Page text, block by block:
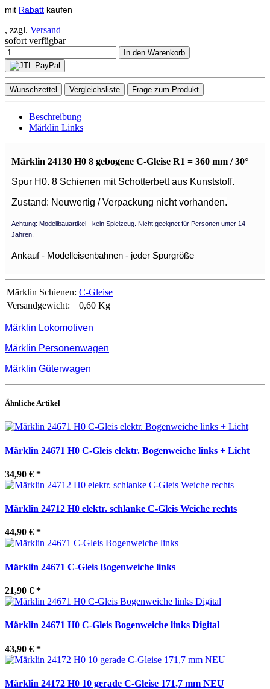
mit Rabatt kaufen
, zzgl. Versand
sofort verfügbar
In den Warenkorb
Wunschzettel Vergleichsliste Frage zum Produkt
Beschreibung
Märklin Links
Märklin 24130 H0 8 gebogene C-Gleise R1 = 360 mm / 30°
Spur H0. 8 Schienen mit Schotterbett aus Kunststoff.
Zustand: Neuwertig / Verpackung nicht vorhanden.
Achtung: Modellbauartikel - kein Spielzeug. Nicht geeignet für Personen unter 14
Jahren.
Ankauf - Modelleisenbahnen - jeder Spurgröße
Märklin Schienen: C-Gleise
Versandgewicht:
0,60 Kg
Märklin Lokomotiven
Märklin Personenwagen
Märklin Güterwagen
Ähnliche Artikel
Märklin 24671 H0 C-Gleis elektr. Bogenweiche links + Licht
34,90 € *
Märklin 24712 H0 elektr. schlanke C-Gleis Weiche rechts
44,90 € *
Märklin 24671 C-Gleis Bogenweiche links
21,90 € *
Märklin 24671 H0 C-Gleis Bogenweiche links Digital
43,90 € *
Märklin 24172 H0 10 gerade C-Gleise 171,7 mm NEU